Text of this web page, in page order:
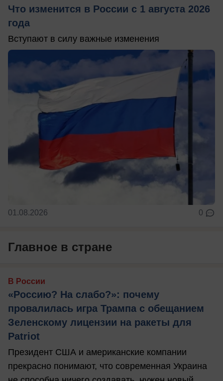
Что изменится в России с 1 августа 2026
года
Вступают в силу важные изменения
01.08.2026 0
Главное в стране
В России
«Россию? На слабо?»: почему
провалилась игра Трампа с обещанием
Зеленскому лицензии на ракеты для
Patriot
Президент США и американские компании
прекрасно понимают, что современная Украина